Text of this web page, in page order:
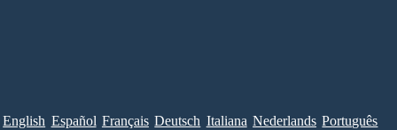
English Español Français Deutsch Italiana Nederlands Português